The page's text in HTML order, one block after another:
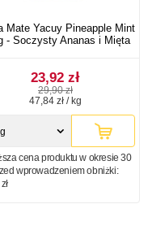
Mate Yacuy Pineapple Mint
- Soczysty Ananas i Mięta
23,92 zł
29,90 zł
47,84 zł / kg
cena produktu w okresie 30
wprowadzeniem obniżki: